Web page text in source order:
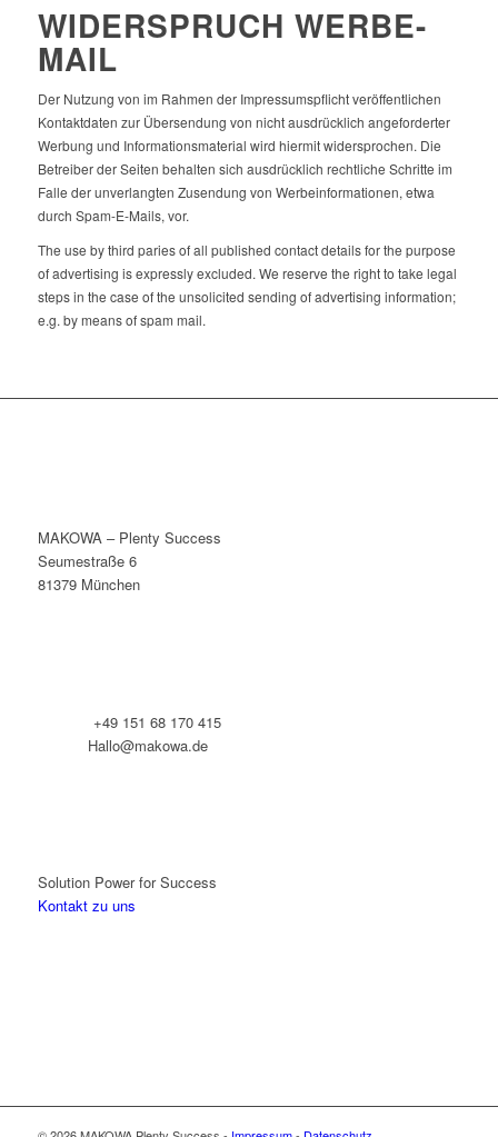
WIDERSPRUCH WERBE-
MAIL
Der Nutzung von im Rahmen der Impressumspflicht veröffentlichen
Kontaktdaten zur Übersendung von nicht ausdrücklich angeforderter
Werbung und Informationsmaterial wird hiermit widersprochen. Die
Betreiber der Seiten behalten sich ausdrücklich rechtliche Schritte im
Falle der unverlangten Zusendung von Werbeinformationen, etwa
durch Spam-E-Mails, vor.
The use by third paries of all published contact details for the purpose
of advertising is expressly excluded. We reserve the right to take legal
steps in the case of the unsolicited sending of advertising information;
e.g. by means of spam mail.
MAKOWA – Plenty Success
Seumestraße 6
81379 München
+49 151 68 170 415
Hallo@makowa.de
Solution Power for Success
Kontakt zu uns